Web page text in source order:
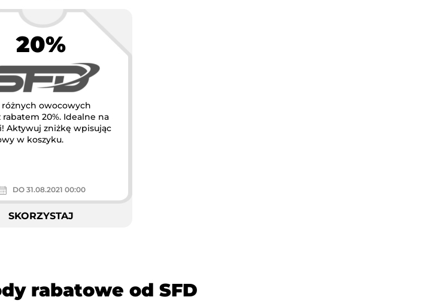
20%
owocowych
rabatem 20%. Idealne na
Aktywuj zniżkę wpisując
w koszyku.
DO 31.08.2021 00:00
SKORZYSTAJ
rabatowe od SFD